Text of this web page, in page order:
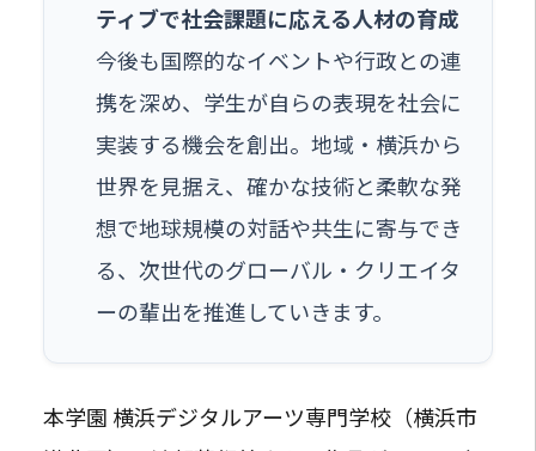
ティブで社会課題に応える人材の育成
今後も国際的なイベントや行政との連
携を深め、学生が自らの表現を社会に
実装する機会を創出。地域・横浜から
世界を見据え、確かな技術と柔軟な発
想で地球規模の対話や共生に寄与でき
る、次世代のグローバル・クリエイタ
ーの輩出を推進していきます。
本学園 横浜デジタルアーツ専門学校（横浜市